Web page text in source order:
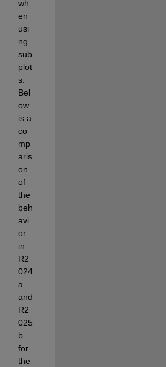
wh
en
usi
ng
sub
plot
s.
Bel
ow
is a
co
mp
aris
on
of
the
beh
avi
or
in
R2
024
a
and
R2
025
b
for
the